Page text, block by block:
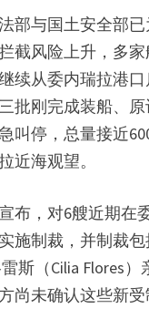
部与国土安全部
截风险上升，多
续从委内瑞拉港
批刚完成装船、
叫停，总量接近
近海观望。
布，对6艘近期在
施制裁，并制裁
斯（Cilia Flores
尚未确认这些新